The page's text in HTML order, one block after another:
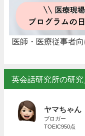
医師・医療従事者向
英会話研究所の研究
ヤマちゃん
ブロガー
TOEIC950点